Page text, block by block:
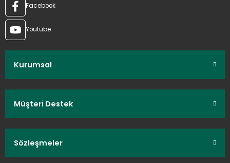
Facebook
Youtube
Kurumsal
Müşteri Destek
Sözleşmeler